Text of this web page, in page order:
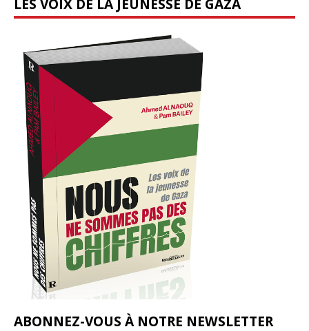
ABONNEZ-VOUS À NOTRE NEWSLETTER